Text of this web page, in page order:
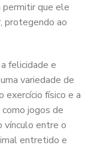
permitir que ele
protegendo ao
felicidade e
variedade de
exercício físico e a
jogos de
vínculo entre o
entretido e